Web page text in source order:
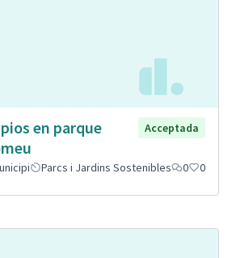
en parque
Acceptada
Parcs i Jardins Sostenibles 0 0